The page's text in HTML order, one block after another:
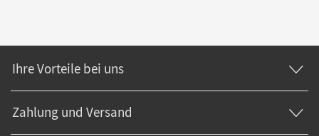
Ihre Vorteile bei uns
Zahlung und Versand